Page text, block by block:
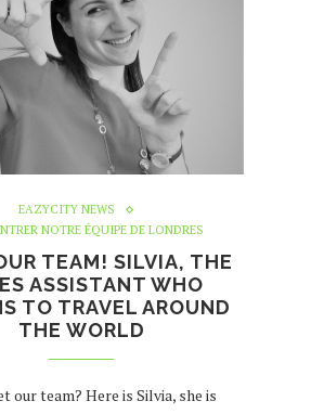
EAZYCITY NEWS
NOTRE ÉQUIPE DE LONDRES
TEAM! SILVIA, THE
ASSISTANT WHO
TO TRAVEL AROUND
THE WORLD
our team? Here is Silvia, she is